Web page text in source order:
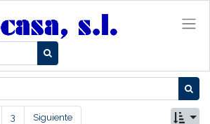
3 Siguiente